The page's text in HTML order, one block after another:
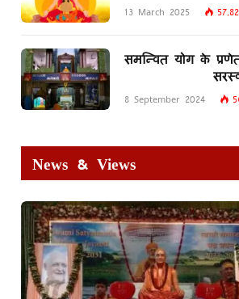
13 March 2025
समन्वित योग के
8 September 2024
News & Views